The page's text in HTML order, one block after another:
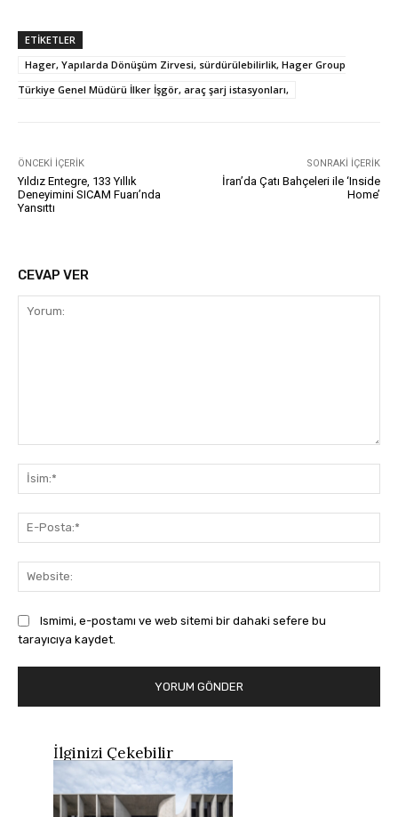
ETIKETLER
Hager, Yapılarda Dönüşüm Zirvesi, sürdürülebilirlik, Hager Group
Türkiye Genel Müdürü İlker İşgör, araç şarj istasyonları,
ÖNCEKI İÇERIK
Yıldız Entegre, 133 Yıllık
Deneyimini SICAM Fuarı’nda
Yansıttı
SONRAKI İÇERIK
İran’da Çatı Bahçeleri ile ‘Inside
Home’
CEVAP VER
Ismimi, e-postamı ve web sitemi bir dahaki sefere bu
tarayıcıya kaydet.
İlginizi Çekebilir